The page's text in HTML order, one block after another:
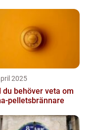
2025
du behöver veta om
pelletsbrännare